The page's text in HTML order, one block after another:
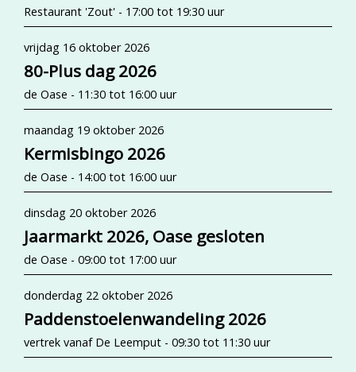
Restaurant 'Zout' - 17:00 tot 19:30 uur
vrijdag 16 oktober 2026
80-Plus dag 2026
de Oase - 11:30 tot 16:00 uur
maandag 19 oktober 2026
Kermisbingo 2026
de Oase - 14:00 tot 16:00 uur
dinsdag 20 oktober 2026
Jaarmarkt 2026, Oase gesloten
de Oase - 09:00 tot 17:00 uur
donderdag 22 oktober 2026
Paddenstoelenwandeling 2026
vertrek vanaf De Leemput - 09:30 tot 11:30 uur